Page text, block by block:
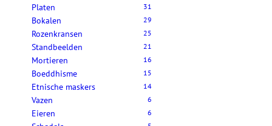
Platen 31
Bokalen 29
Rozenkransen 25
Standbeelden 21
Mortieren 16
Boeddhisme 15
Etnische maskers 14
Vazen 6
Eieren 6